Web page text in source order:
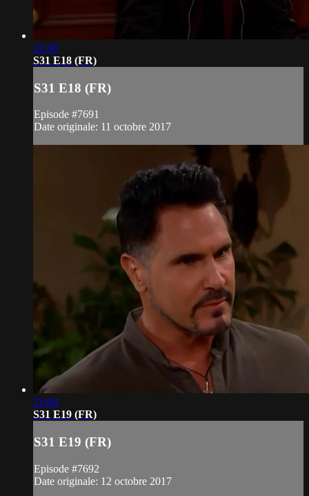
21:00
S31 E18 (FR)
S31 E18 (FR)
Episode #7691
Date originale: 11 octobre 2017
21:04
S31 E19 (FR)
S31 E19 (FR)
Episode #7692
Date originale: 12 octobre 2017